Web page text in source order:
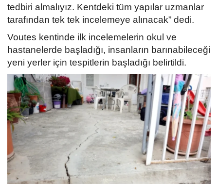
tedbiri almalıyız. Kentdeki tüm yapılar uzmanlar
tarafından tek tek incelemeye alınacak” dedi.
Voutes kentinde ilk incelemelerin okul ve
hastanelerde başladığı, insanların barınabileceği
yeni yerler için tespitlerin başladığı belirtildi.